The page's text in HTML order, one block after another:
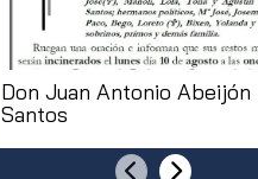
Don Juan Antonio Abeijón
Santos
AnteriorSiguiente